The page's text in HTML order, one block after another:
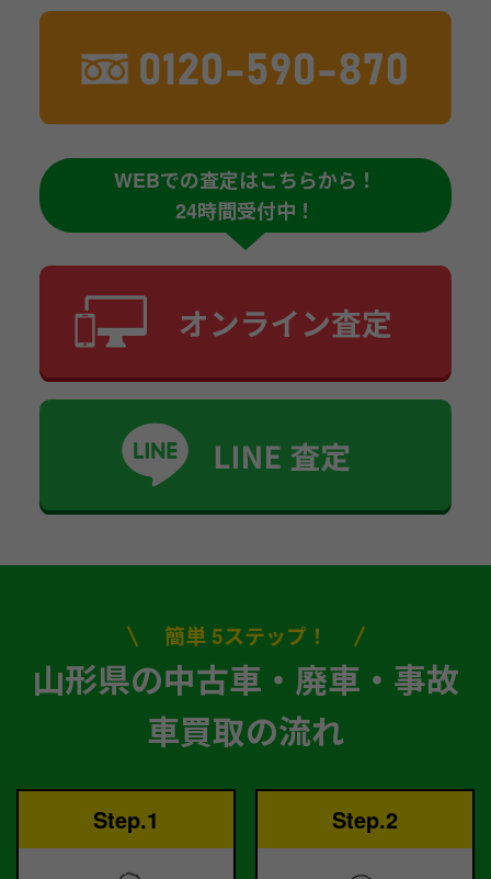
WEBでの査定はこちらから！
24時間受付中！
簡単 5ステップ！
山形県の中古車・廃車・事故
車買取の流れ
Step.1 Step.2